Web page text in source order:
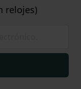
relojes)